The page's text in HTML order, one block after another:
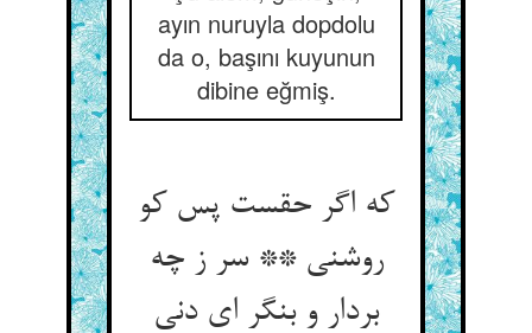
ayın nuruyla dopdolu
da o, başını kuyunun
dibine eğmiş.
که اگر حقست پس کو
روشنی ** سر ز چه
بردار و بنگر ای دنی